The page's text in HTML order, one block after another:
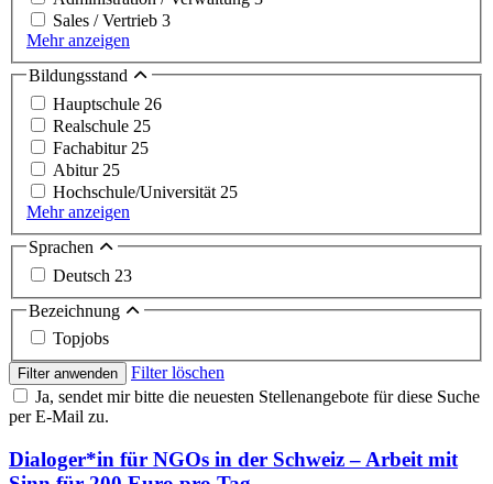
Sales / Vertrieb 3
Mehr anzeigen
Bildungsstand
Hauptschule 26
Realschule 25
Fachabitur 25
Abitur 25
Hochschule/Universität 25
Mehr anzeigen
Sprachen
Deutsch 23
Bezeichnung
Topjobs
Filter anwenden
Filter löschen
Ja, sendet mir bitte die neuesten Stellenangebote für diese Suche
per E-Mail zu.
Dialoger*in für NGOs in der Schweiz – Arbeit mit